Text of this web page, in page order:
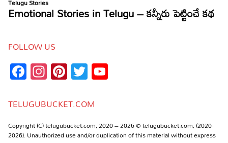
FOLLOW US
Facebook
Instagram
Pinterest
Twitter
TELUGUBUCKET.COM
Copyright (C) telugubucket.com, 2020 – 2026 © telugubucket.com, (2020-
2026). Unauthorized use and/or duplication of this material without express